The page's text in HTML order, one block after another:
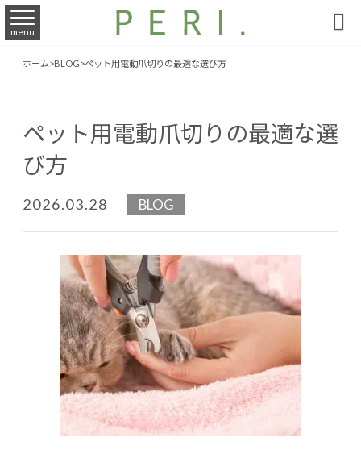
menu 
ホーム>BLOG>ペット用電動爪切りの最適な選び方
ペット用電動爪切りの最適な選
び方
2026.03.28 BLOG